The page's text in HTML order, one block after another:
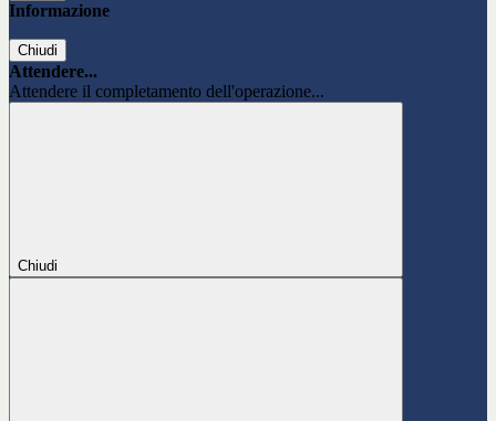
Informazione
Chiudi
Attendere...
Attendere il completamento dell'operazione...
Chiudi